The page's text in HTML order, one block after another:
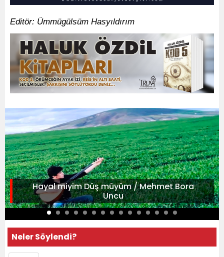
Editör: Ümmügülsüm Hasyıldırım
Hayal miyim Düş müyüm / Mehmet Bora
Uncu
Neler Söylendi?